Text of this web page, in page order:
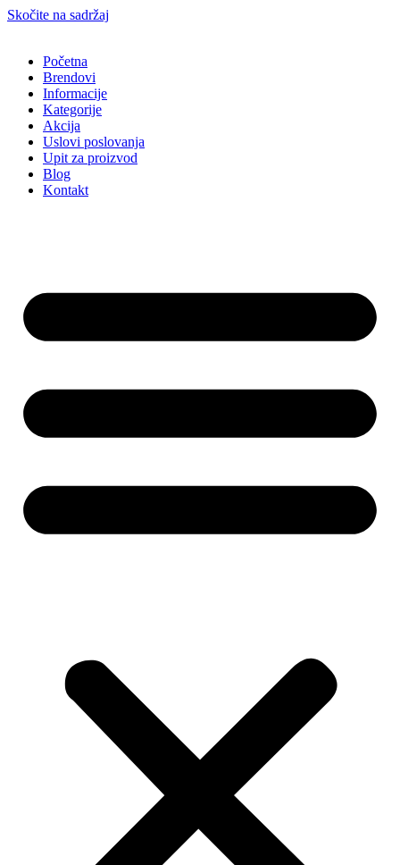
Skočite na sadržaj
Početna
Brendovi
Informacije
Kategorije
Akcija
Uslovi poslovanja
Upit za proizvod
Blog
Kontakt